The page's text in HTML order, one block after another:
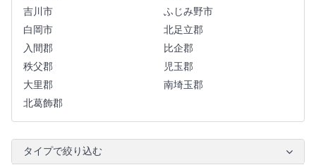
吉川市
ふじみ野市
白岡市
北足立郡
入間郡
比企郡
秩父郡
児玉郡
大里郡
南埼玉郡
北葛飾郡
タイプで絞り込む